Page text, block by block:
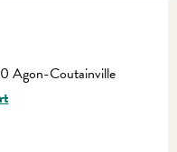
Agon-Coutainville